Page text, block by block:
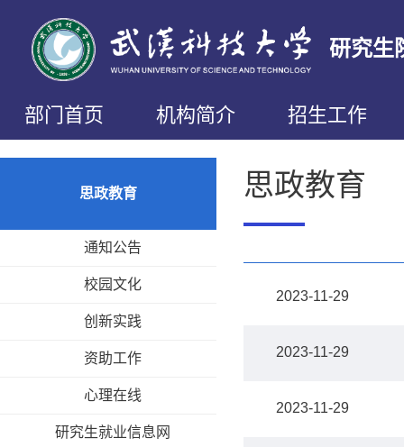
研究生
部门首页 机构简介 招生工作
思政教育
通知公告
校园文化
创新实践
资助工作
心理在线
研究生就业信息网
思政教育
2023-11-29
2023-11-29
2023-11-29